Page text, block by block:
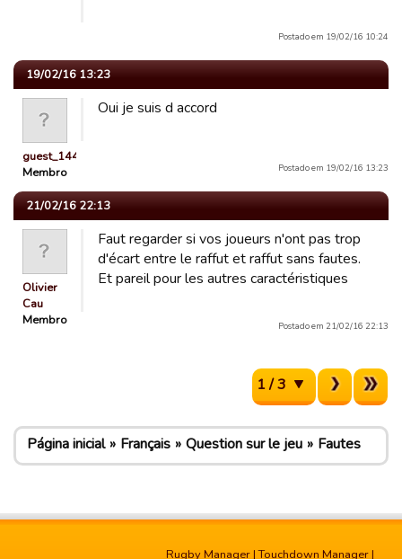
Postado em 19/02/16 10:24
19/02/16 13:23
guest_1442228466278
Membro
Oui je suis d accord
Postado em 19/02/16 13:23
21/02/16 22:13
Olivier
Cau
Membro
Faut regarder si vos joueurs n'ont pas trop
d'écart entre le raffut et raffut sans fautes.
Et pareil pour les autres caractéristiques
Postado em 21/02/16 22:13
1 / 3
Página inicial Français Question sur le jeu Fautes
Rugby Manager |Touchdown Manager |